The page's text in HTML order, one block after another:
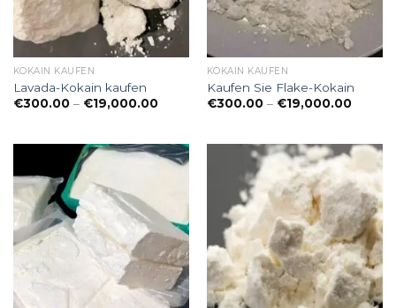
KOKAIN KAUFEN
Lavada-Kokain kaufen
€300.00 – €19,000.00Preisspanne:
KOKAIN KAUFEN
Kaufen Sie Flake-Kokain
€300.00 – €19,000.00